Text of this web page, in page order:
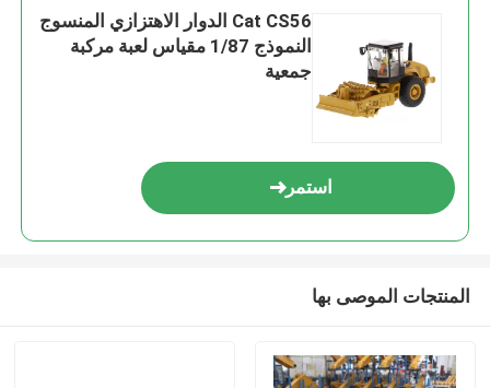
Cat CS56 الدوار الاهتزازي المنسوج
النموذج 1/87 مقياس لعبة مركبة
جمعية
استمر
المنتجات الموصى بها